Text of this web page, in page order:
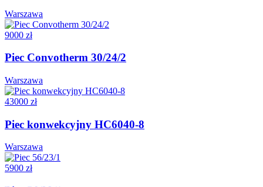
Warszawa
9000 zł
Piec Convotherm 30/24/2
Warszawa
43000 zł
Piec konwekcyjny HC6040-8
Warszawa
5900 zł